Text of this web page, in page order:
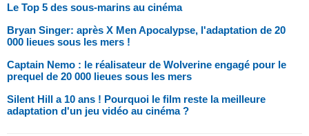
Le Top 5 des sous-marins au cinéma
Bryan Singer: après X Men Apocalypse, l'adaptation de 20
000 lieues sous les mers !
Captain Nemo : le réalisateur de Wolverine engagé pour le
prequel de 20 000 lieues sous les mers
Silent Hill a 10 ans ! Pourquoi le film reste la meilleure
adaptation d'un jeu vidéo au cinéma ?